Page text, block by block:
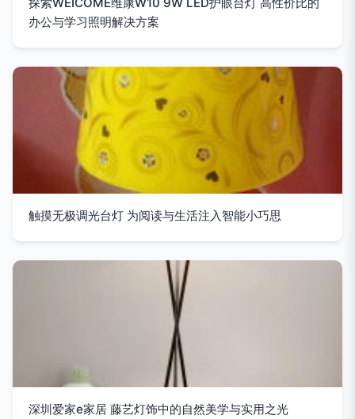
办公与学习照明解决方案
触摸无极调光台灯 为阅读与生活注入智能小巧思
深圳爱家e家居 藤艺灯饰中的自然美学与实用之光